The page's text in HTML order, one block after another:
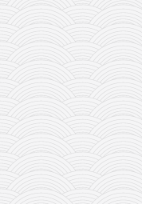
снимци наступа
галерија клуба
чланарина
контакт
бесплатна е-књига
термини тренинга
моја прича
моја прича